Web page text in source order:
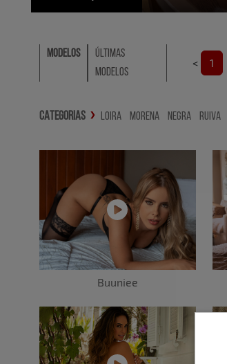
Modelos
Últimas
Modelos
< 1
CATEGORIAS ❯ Loira Morena Negra Ruiva
Buuniee